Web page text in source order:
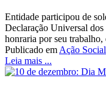
Entidade participou de
Declaração Universal
honraria por seu trabalho,
Publicado emAção Social
Leia mais ...